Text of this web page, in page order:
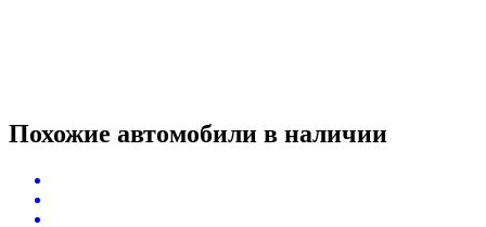
Похожие автомобили в наличии